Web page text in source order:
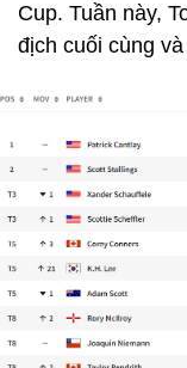
Cup. Tuần này,
địch cuối cùng